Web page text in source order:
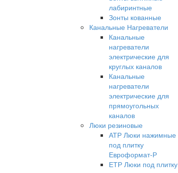
лабиринтные
Зонты кованные
Канальные Нагреватели
Канальные
нагреватели
электрические для
круглых каналов
Канальные
нагреватели
электрические для
прямоугольных
каналов
Люки резиновые
АТР Люки нажимные
под плитку
Евроформат-Р
ЕТР Люки под плитку